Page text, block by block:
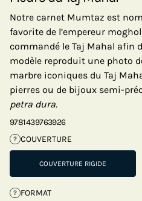
Notre carnet Mumtaz est
favorite de l’empereur
commandé le Taj Mahal afin
modèle reproduit une photo
marbre iconiques du Taj
pierres ou de bijoux semi-
petra dura.
9781439763926
? COUVERTURE
COUVERTURE RIGIDE
? FORMAT